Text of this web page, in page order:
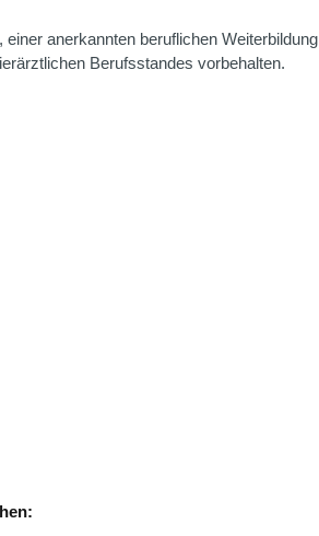
anerkannten beruflichen Weiterbildung
Berufsstandes vorbehalten.